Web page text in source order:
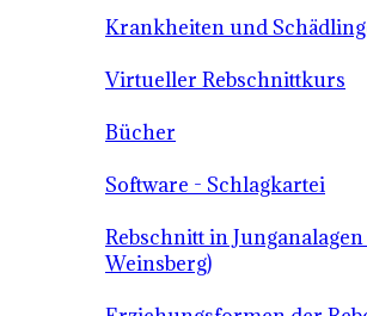
Krankheiten und
Virtueller Rebschnittkurs
Bücher
Software - Schlagkartei
Rebschnitt in
Weinsberg)